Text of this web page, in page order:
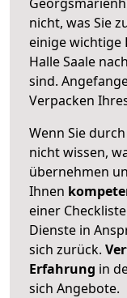
nicht, was Sie
einige wichtige
Halle Saale
sind.
Verpacken
Wenn Sie
nicht wissen,
übernehmen
Ihnen
einer
Dienste in
sich zurück.
Erfahrung in
sich Angebote.